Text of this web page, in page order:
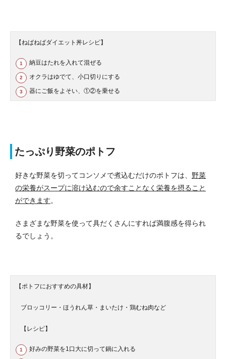
【ねばねばダイエット丼レシピ】
納豆はたれを入れて混ぜる
オクラはゆでて、小口切りにする
器にご飯をよそい、①②を乗せる
たっぷり野菜のポトフ
好きな野菜を切ってコンソメで煮込むだけのポトフは、 野菜
の栄養がスープに溶け込むので余すことなく栄養を摂ること
ができます。
さまざまな野菜を使って具だくさんにすれば満腹感を得られ
るでしょう。
【ポトフにおすすめの具材】
ブロッコリー・ほうれん草・まいたけ・鶏むね肉など
【レシピ】
好みの野菜を1口大に切って鍋に入れる